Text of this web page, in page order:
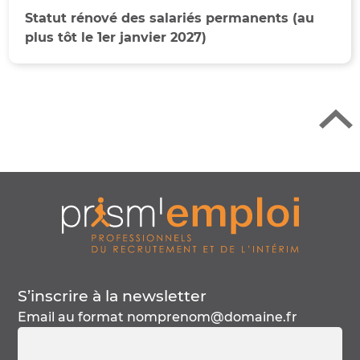
Statut rénové des salariés permanents (au
plus tôt le 1er janvier 2027)
S’inscrire à la newsletter
Email au format nomprenom@domaine.fr